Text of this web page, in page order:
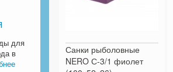
для
в
Санки рыболовные
NERO С-3/1 фиолет